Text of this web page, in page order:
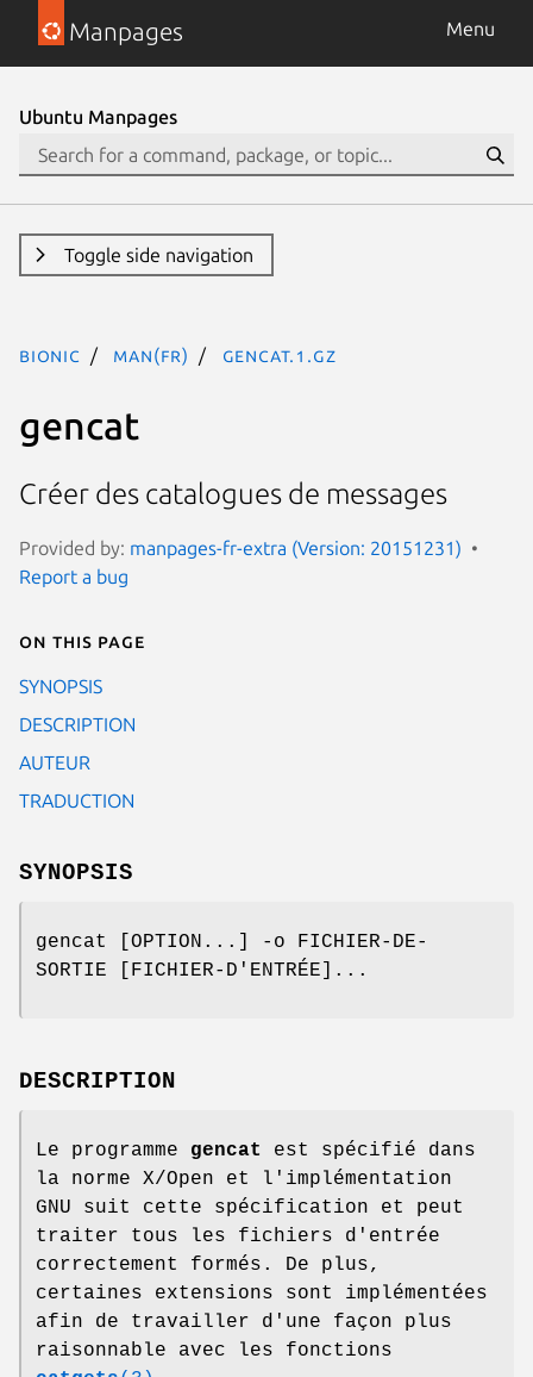
Manpages Menu
Ubuntu Manpages
Toggle side navigation
bionic man(fr) gencat.1.gz
gencat
Créer des catalogues de messages
Provided by: manpages-fr-extra (Version: 20151231)
Report a bug
On this page
SYNOPSIS
DESCRIPTION
AUTEUR
TRADUCTION
SYNOPSIS
gencat [OPTION...] -o FICHIER-DE-
SORTIE [FICHIER-D'ENTRÉE]...
DESCRIPTION
Le programme gencat
est spécifié dans
la norme X/Open et l'implémentation
GNU suit cette spécification et peut
traiter tous les fichiers d'entrée
correctement formés. De plus,
certaines extensions sont implémentées
afin de travailler d'une façon plus
raisonnable avec les fonctions